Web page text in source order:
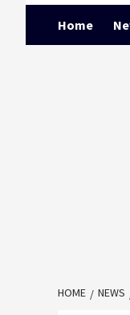
Home
HOME NEWS